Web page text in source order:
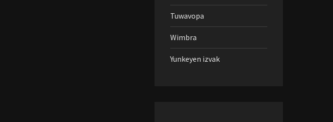
Tuwavopa
Wimbra
Yunkeyen izvak